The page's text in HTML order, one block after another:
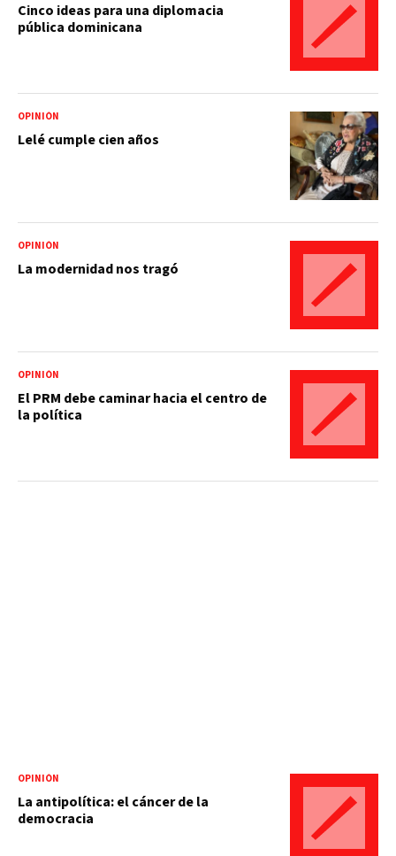
Cinco ideas para una diplomacia
pública dominicana
OPINIÓN
Lelé cumple cien años
OPINIÓN
La modernidad nos tragó
OPINIÓN
El PRM debe caminar hacia el centro de
la política
OPINIÓN
La antipolítica: el cáncer de la
democracia